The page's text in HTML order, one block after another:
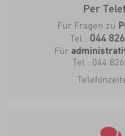
Per
Für Fragen zu
Tel.: 044
Für
Tel.: 044